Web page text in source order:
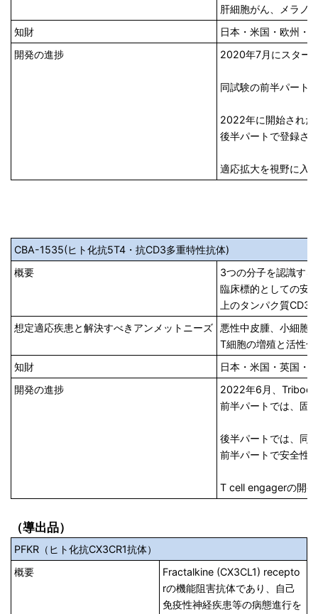
肝細胞がん、メラノ
知財
日本・米国・欧州・
開発の進捗
2020年7月にスター
同試験の前半パート
2022年に開始された
後半パートで登録さ
適応拡大を視野に入
CBA-1535(ヒト化抗5T4・抗CD3多重特性抗体)
概要
3つの分子を認識す
臨床標的としての安
上のタンパク質CD3
想定適応疾患と解決すべきアンメットニーズ
悪性中皮腫、小細胞
T細胞の増殖と活性
知財
日本・米国・英国・
開発の進捗
2022年6月、Tribody
前半パートでは、固
後半パートでは、同
前半パートで安全性
T cell engagerの開発
（導出品）
PFKR（ヒト化抗CX3CR1抗体）
概要
Fractalkine (CX3CL1) recepto
rの機能阻害抗体であり、自己
免疫性神経疾患等の病態進行を